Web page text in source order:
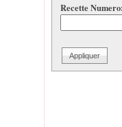
Recette Numero: